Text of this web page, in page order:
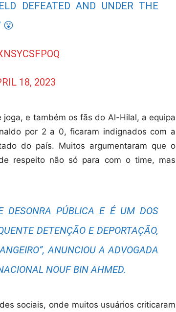
DEFEATED AND UNDER THE
😮
18, 2023
e também os fãs do Al-Hilal, a equipa
por 2 a 0, ficaram indignados com a
do país. Muitos argumentaram que o
respeito não só para com o time, mas
DESONRA PÚBLICA E É UM DOS
DETENÇÃO E DEPORTAÇÃO,
ANUNCIOU A ADVOGADA
NOUF BIN AHMED.
sociais, onde muitos usuários criticaram